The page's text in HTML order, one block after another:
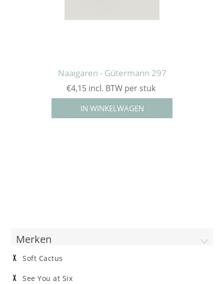
Naaigaren - Gütermann 297
€4,15 incl. BTW per stuk
Merken
Soft Cactus
See You at Six